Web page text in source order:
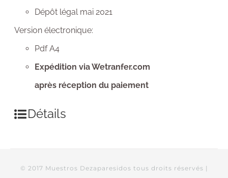
Dépôt légal mai 2021
Version électronique:
Pdf A4
Expédition via Wetranfer.com
après réception du paiement
Détails
© 2017 Muestros Dezaparesidos tous droits réservés |